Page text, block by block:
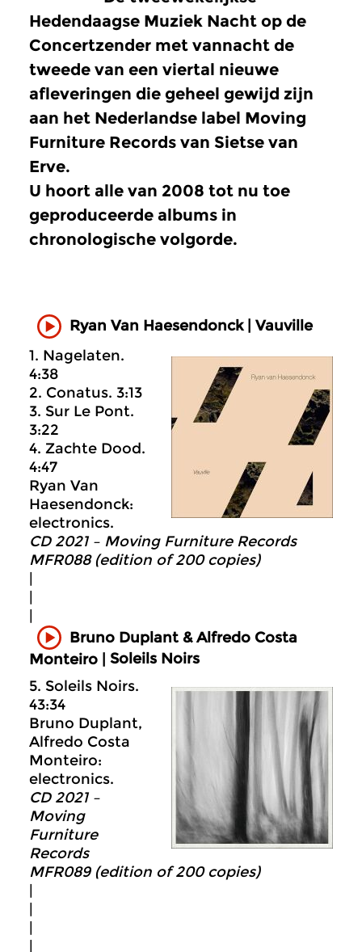
Hedendaagse Muziek Nacht op de
Concertzender met vannacht de
tweede van een viertal nieuwe
afleveringen die geheel gewijd zijn
aan het Nederlandse label Moving
Furniture Records van Sietse van
Erve.
U hoort alle van 2008 tot nu toe
geproduceerde albums in
chronologische volgorde.
Ryan Van Haesendonck | Vauville
1. Nagelaten.
4:38
2. Conatus. 3:13
3. Sur Le Pont.
3:22
4. Zachte Dood.
4:47
Ryan Van
Haesendonck:
electronics.
CD 2021 – Moving Furniture Records
MFR088 (edition of 200 copies)
Bruno Duplant & Alfredo Costa
Monteiro | Soleils Noirs
5. Soleils Noirs.
43:34
Bruno Duplant,
Alfredo Costa
Monteiro:
electronics.
CD 2021 –
Moving
Furniture
Records
MFR089 (edition of 200 copies)